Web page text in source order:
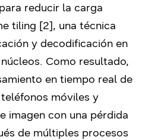
reducir la carga
tiling [2], una técnica
y decodificación en
Como resultado,
en tiempo real de
móviles y
imagen con una pérdida
de múltiples procesos